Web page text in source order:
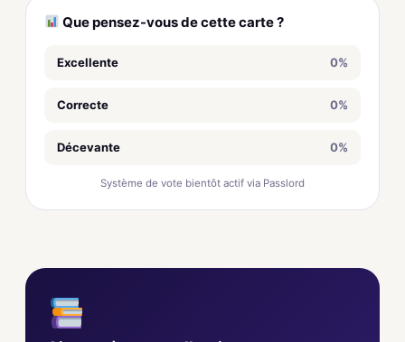
Que pensez-vous de cette carte ?
Excellente 0%
Correcte 0%
Décevante 0%
Système de vote bientôt actif via Passlord